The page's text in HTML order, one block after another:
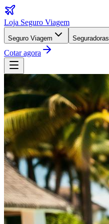
Loja Seguro Viagem
Seguro Viagem Seguradoras
Cotar agora